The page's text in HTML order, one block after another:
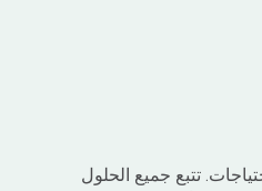
تتبع جميع الحلول